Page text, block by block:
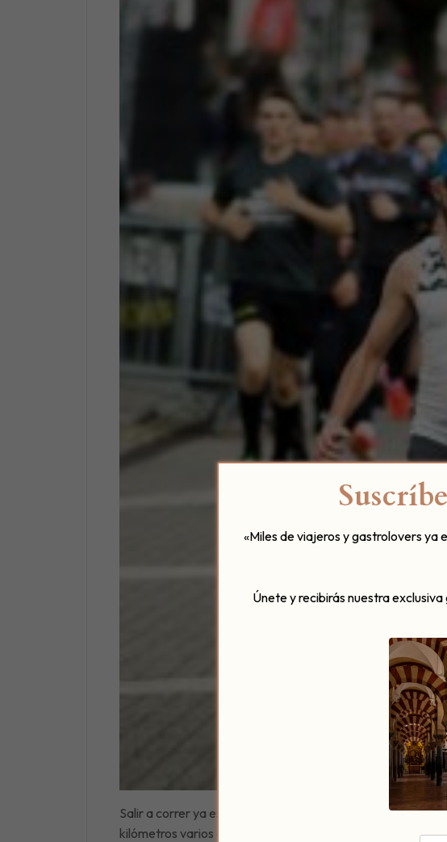
Salir a correr ya es más que una tendencia. Poco a poco
kilómetros varios días a la semana.
«Miles de viajeros y gastrolovers ya
Únete y recibirás nuestra